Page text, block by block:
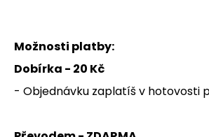
Možnosti platby:
Dobírka - 20 Kč
- Objednávku zaplatíš v hotovosti